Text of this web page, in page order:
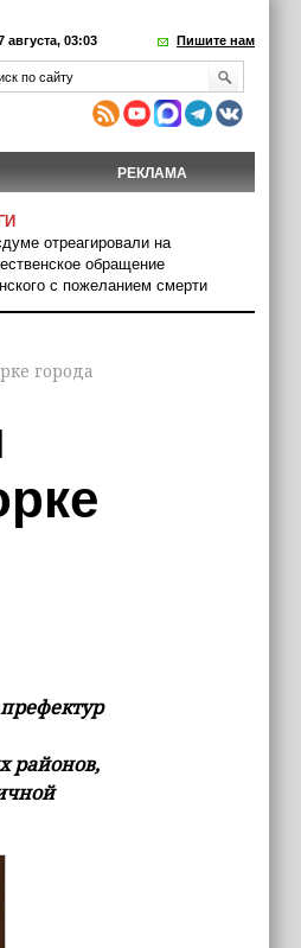
августа, 03:03 Пишите нам
РЕКЛАМА
отреагировали на
обращение
с пожеланием смерти
города
районов,